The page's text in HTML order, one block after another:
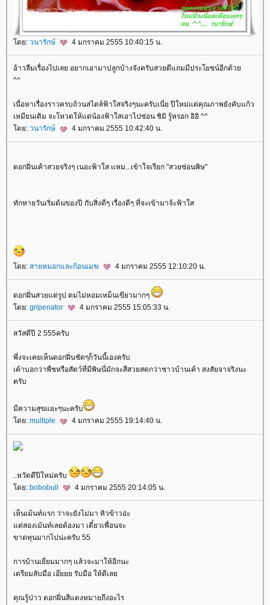
ดย: วนารักษ์ 4 มกราคม 2555 10:40:15 น.
อ้าวลืมเรื่องไปเลย อยากเอามาปลูกบ้างจังครับสวยดีแถมมีประโยชน์อีกด้ว
^^
เนื่อหาเรื่องราวครบถ้วนสไตล์ฟ้าใสจริงๆนะครับเนี่ย ปีใหม่แต่คุณภาพยังคับแก้ว
เหมียนเดิม จะโหวตให้แต่น้องฟ้าใสเอาไปซ่อน ชิมิ รู้หรอก อิอิ ^^
ดย: วนารักษ์ 4 มกราคม 2555 10:42:40 น.
ดอกฝิ่นเค้าสวยจริงๆ เนอะฟ้าใส แหม...เข้าใจเรียก "สวยซ่อนพิษ"
ทักทายวันเริ่มต้นของปี กับสิ่งดีๆ เรื่องดีๆ ที่จะเข้ามาจ้ะฟ้าใส
ดย: สายหมอกและก้อนเมฆ 4 มกราคม 2555 12:10:20 น.
ดอกฝิ่นสวยแต่รูป ดมไม่หอมเหม็นเขียวมากๆ
ดย: gripenator 4 มกราคม 2555 15:05:33 น.
สวัสดีปี 2 555ครับ
พึ่งจะเคยเห็นดอกฝิ่นชัดๆก็วันนี้เองครับ
เค้าบอกว่าพืชหรือสัตว์ที่มีพิษนี่มักจะสีสวยสดกว่าชาวบ้านเค้า สงสัยจาจริงนะ
ครับ
มีความสุขแยะๆนะครับ
ดย: multiple 4 มกราคม 2555 19:14:40 น.
..หวัดดีปีใหม่ครับ
ดย: bobobull 4 มกราคม 2555 20:14:05 น.
เห็นเม้นท์แรก ว่าจะยังไม่มา หิวข้าวอ่ะ
ต่สองเม้นท์เลยต้องมา เดี๋ยวเพื่อนจะ
ขาดทุนมากไปน่ะครับ 55
การบ้านเยี่ยมมากๆ แล้วจะมาให้อีกนะ
เตรียมลับมือ เอ๊ยยย รับมือ ให้ดีเล
คุณรู้ป่าว ดอกฝิ่นสีแดงหมายถึงอะไร